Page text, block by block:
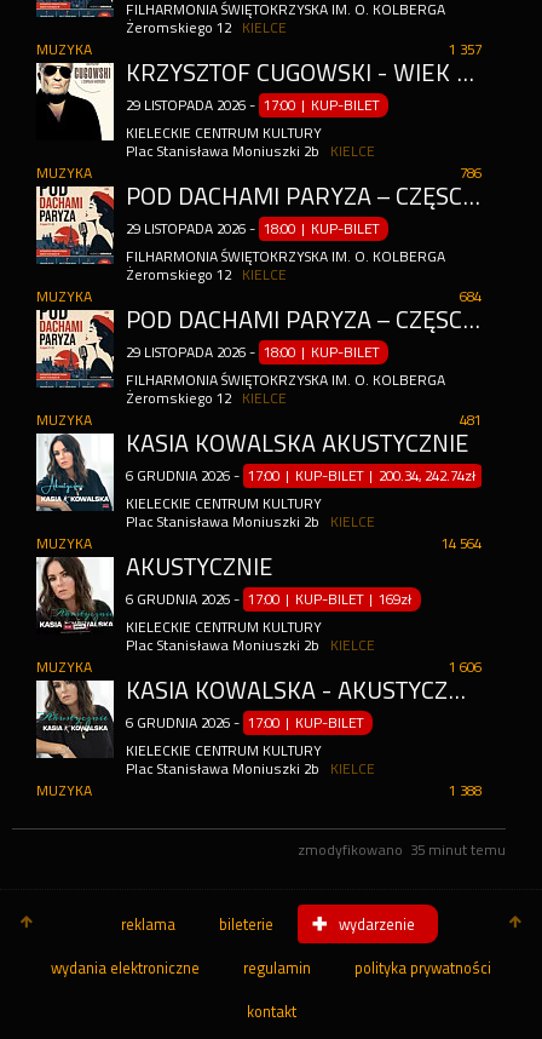
FILHARMONIA ŚWIĘTOKRZYSKA IM. O. KOLBERGA
Żeromskiego 12
KIELCE
1 357
MUZYKA
KRZYSZTOF CUGOWSKI - WIEK TO TYLKO LICZBA
29 LISTOPADA 2026 - 17:00 | KUP-BILET
KIELECKIE CENTRUM KULTURY
Plac Stanisława Moniuszki 2b
KIELCE
786
MUZYKA
POD DACHAMI PARYŻA – CZĘŚĆ 2
29 LISTOPADA 2026 - 18:00 | KUP-BILET
FILHARMONIA ŚWIĘTOKRZYSKA IM. O. KOLBERGA
Żeromskiego 12
KIELCE
684
MUZYKA
POD DACHAMI PARYŻA – CZĘŚĆ 2 - IMPREZA KONTRAHENTA ZEWNĘTRZNEGO
29 LISTOPADA 2026 - 18:00 | KUP-BILET
FILHARMONIA ŚWIĘTOKRZYSKA IM. O. KOLBERGA
Żeromskiego 12
KIELCE
481
MUZYKA
KASIA KOWALSKA AKUSTYCZNIE
6 GRUDNIA 2026 - 17:00 | KUP-BILET | 200.34, 242.74zł
KIELECKIE CENTRUM KULTURY
Plac Stanisława Moniuszki 2b
KIELCE
14 564
MUZYKA
AKUSTYCZNIE
6 GRUDNIA 2026 - 17:00 | KUP-BILET |169zł
KIELECKIE CENTRUM KULTURY
Plac Stanisława Moniuszki 2b
KIELCE
1 606
MUZYKA
KASIA KOWALSKA - AKUSTYCZNIE
6 GRUDNIA 2026 - 17:00 | KUP-BILET
KIELECKIE CENTRUM KULTURY
Plac Stanisława Moniuszki 2b
KIELCE
1 388
MUZYKA
zmodyfikowano 35 minut temu
reklama bileterie wydarzenie
wydania elektroniczne regulamin polityka prywatności
kontakt